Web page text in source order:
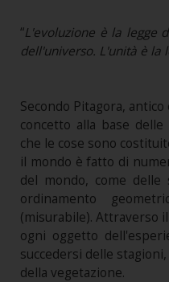
“L'evoluzione è la legge
dell'universo. L'unità è la
Secondo Pitagora,
concetto alla base
che le cose sono
il mondo è fatto di
del mondo, come
ordinamento
(misurabile). Attraverso
ogni oggetto
succedersi delle
della vegetazione.